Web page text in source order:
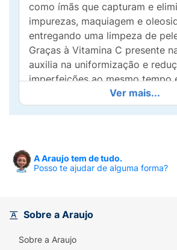
como ímãs que capturam e
impurezas, maquiagem e
entregando uma limpeza de
Graças à Vitamina C presente
auxilia na uniformização e
imperfeições ao mesmo tempo
pele uniforme e matte!
Benefícios:
- Efeito matte imediato
- Pele suave e uniforme
Nossa tecnologia:
Ver mais...
A Araujo tem de tudo.
Posso te ajudar de alguma forma?
Sobre a Araujo
Sobre a Araujo